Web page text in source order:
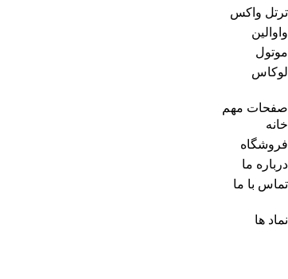
ترتل واکس
واوالین
موتول
لوکاس
صفحات مهم
خانه
فروشگاه
درباره ما
تماس با ما
نماد ها